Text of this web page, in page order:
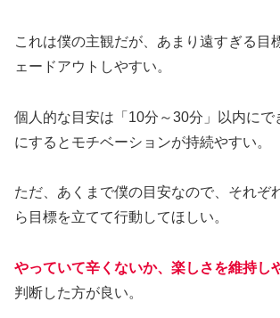
これは僕の主観だが、あまり遠すぎる目
ェードアウトしやすい。
個人的な目安は「10分～30分」以内にで
にするとモチベーションが持続やすい。
ただ、あくまで僕の目安なので、それぞ
ら目標を立てて行動してほしい。
やっていて辛くないか、楽しさを維持し
判断した方が良い。